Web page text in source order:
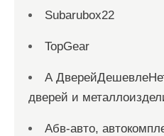
Subarubox22
TopGear
А
дверей и
Абв-авто,